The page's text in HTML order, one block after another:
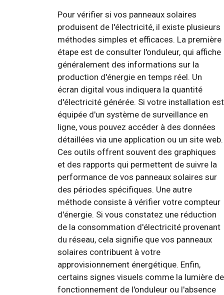
Pour vérifier si vos panneaux solaires
produisent de l'électricité, il existe plusieurs
méthodes simples et efficaces. La première
étape est de consulter l'onduleur, qui affiche
généralement des informations sur la
production d'énergie en temps réel. Un
écran digital vous indiquera la quantité
d'électricité générée. Si votre installation est
équipée d'un système de surveillance en
ligne, vous pouvez accéder à des données
détaillées via une application ou un site web.
Ces outils offrent souvent des graphiques
et des rapports qui permettent de suivre la
performance de vos panneaux solaires sur
des périodes spécifiques. Une autre
méthode consiste à vérifier votre compteur
d'énergie. Si vous constatez une réduction
de la consommation d'électricité provenant
du réseau, cela signifie que vos panneaux
solaires contribuent à votre
approvisionnement énergétique. Enfin,
certains signes visuels comme la lumière de
fonctionnement de l'onduleur ou l'absence